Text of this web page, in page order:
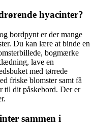
hyacinter?
bordpynt er der mange
Du kan lære at binde en
bogmærke
lave en
med tørrede
friske blomster samt få
til dit påskebord. Der er
sammen i